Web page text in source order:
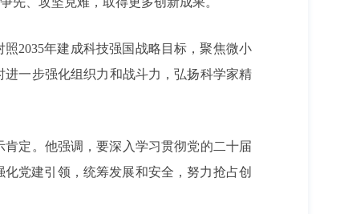
2035年建成科技强国战略目标，聚焦微小
一步强化组织力和战斗力，弘扬科学家精
定。他强调，要深入学习贯彻党的二十届
党建引领，统筹发展和安全，努力抢占创